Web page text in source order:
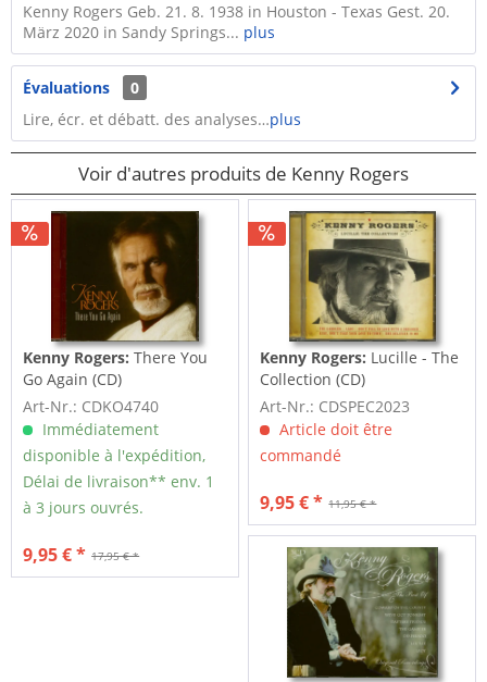
Kenny Rogers Geb. 21. 8. 1938 in Houston - Texas Gest. 20.
März 2020 in Sandy Springs... plus
Évaluations
0
Lire, écr. et débatt. des analyses…plus
Voir d'autres produits de Kenny Rogers
Kenny Rogers:There You
Go Again (CD)
Art-Nr.: CDKO4740
Immédiatement
disponible à l'expédition,
Délai de livraison** env. 1
à 3 jours ouvrés.
17,95 € *
9,95 € *
Kenny Rogers: Lucille - The
Collection (CD)
Art-Nr.: CDSPEC2023
Article doit être
commandé
11,95 € *
9,95 € *